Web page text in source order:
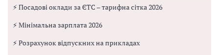
⚡ Посадові оклади за ЄТС – тарифна сітка 2026
⚡ Мінімальна зарплата 2026
⚡ Розрахунок відпускних на прикладах